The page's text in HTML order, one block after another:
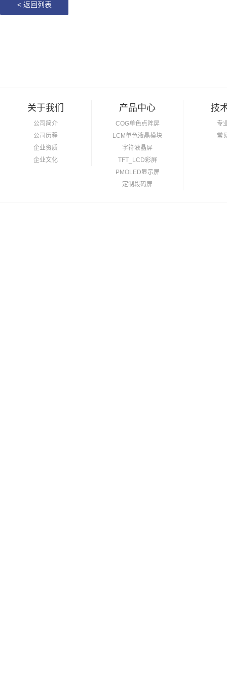
< 返回列表
关于我们
公司简介
公司历程
企业资质
企业文化
产品中心
COG单色点阵屏
LCM单色液晶模块
字符液晶屏
TFT_LCD彩屏
PMOLED显示屏
定制段码屏
技
专
常